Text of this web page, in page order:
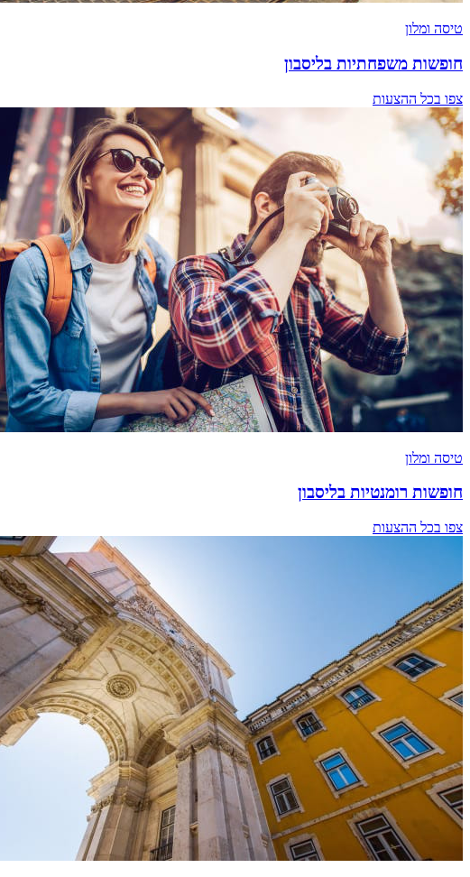
טיסה ומלון
חופשות משפחתיות בליסבון
צפו בכל ההצעות
טיסה ומלון
חופשות רומנטיות בליסבון
צפו בכל ההצעות